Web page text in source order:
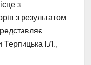
з
з результатом
І.Л.,